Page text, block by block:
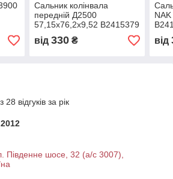
Сальник колінвала
передній Д2500
57,15х76,2х9,52 В2415379
6 500212
від 330₴ від
відгуків за рік
Південне шосе, 32 (а/с 3007),